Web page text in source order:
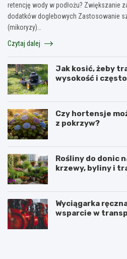
retencję wody w podłożu? Zwiększanie
dodatków doglebowych Zastosowanie
(mikoryzy)…
Czytaj dalej
Jak kosić, żeby
wysokość i
Czy hortensje
z pokrzyw?
Rośliny do donic
krzewy, byliny i
Wyciągarka
wsparcie w
N
P